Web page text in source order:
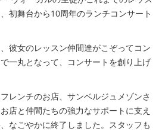
初舞台から10周年のランチコンサート
彼女のレッスン仲間達がこぞってコン
一丸となって、コンサートを創り上げ
レンチのお店、サンベルジュメゾンさ
店と仲間たちの強力なサポートに支え
なごやかに終了しました。スタッフも